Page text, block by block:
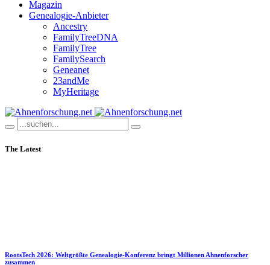
Magazin
Genealogie-Anbieter
Ancestry
FamilyTreeDNA
FamilyTree
FamilySearch
Geneanet
23andMe
MyHeritage
The Latest
RootsTech 2026: Weltgrößte Genealogie-Konferenz bringt Millionen Ahnenforscher
zusammen